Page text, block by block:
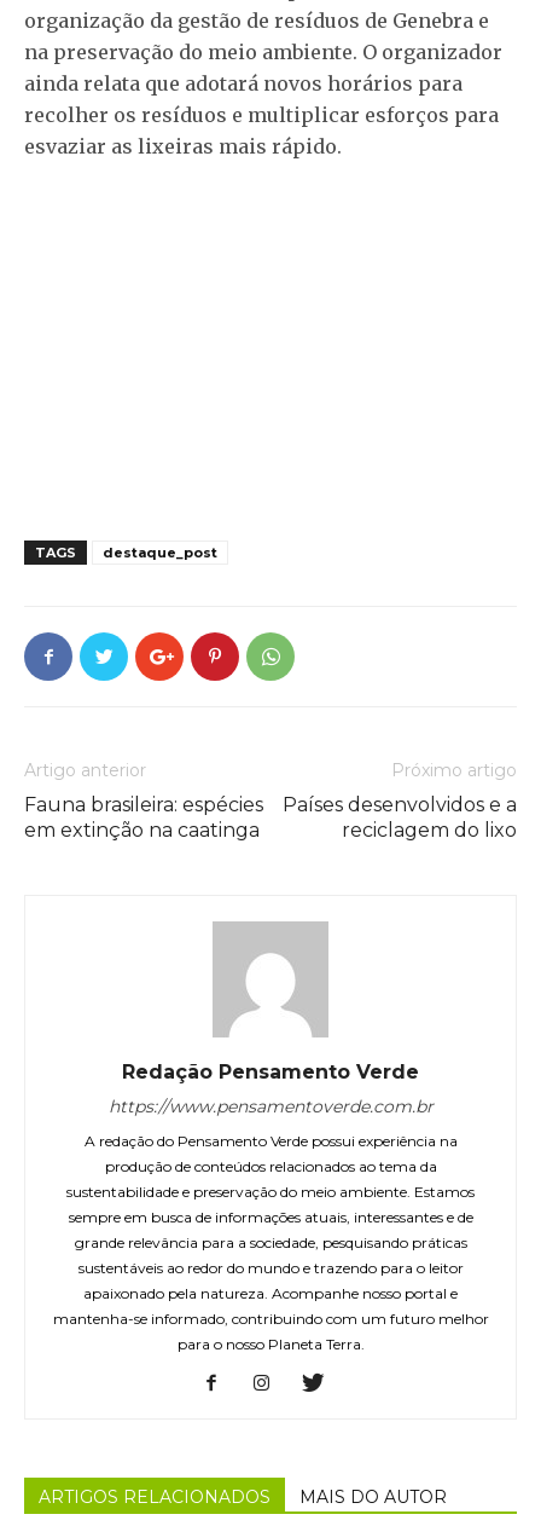
organização da gestão de resíduos de Genebra e
na preservação do meio ambiente. O organizador
ainda relata que adotará novos horários para
recolher os resíduos e multiplicar esforços para
esvaziar as lixeiras mais rápido.
TAGS destaque_post
Artigo anterior
Fauna brasileira: espécies
em extinção na caatinga
Próximo artigo
Países desenvolvidos e a
reciclagem do lixo
Redação Pensamento Verde
https://www.pensamentoverde.com.br
A redação do Pensamento Verde possui experiência na
produção de conteúdos relacionados ao tema da
sustentabilidade e preservação do meio ambiente. Estamos
sempre em busca de informações atuais, interessantes e de
grande relevância para a sociedade, pesquisando práticas
sustentáveis ao redor do mundo e trazendo para o leitor
apaixonado pela natureza. Acompanhe nosso portal e
mantenha-se informado, contribuindo com um futuro melhor
para o nosso Planeta Terra.
ARTIGOS RELACIONADOS MAIS DO AUTOR